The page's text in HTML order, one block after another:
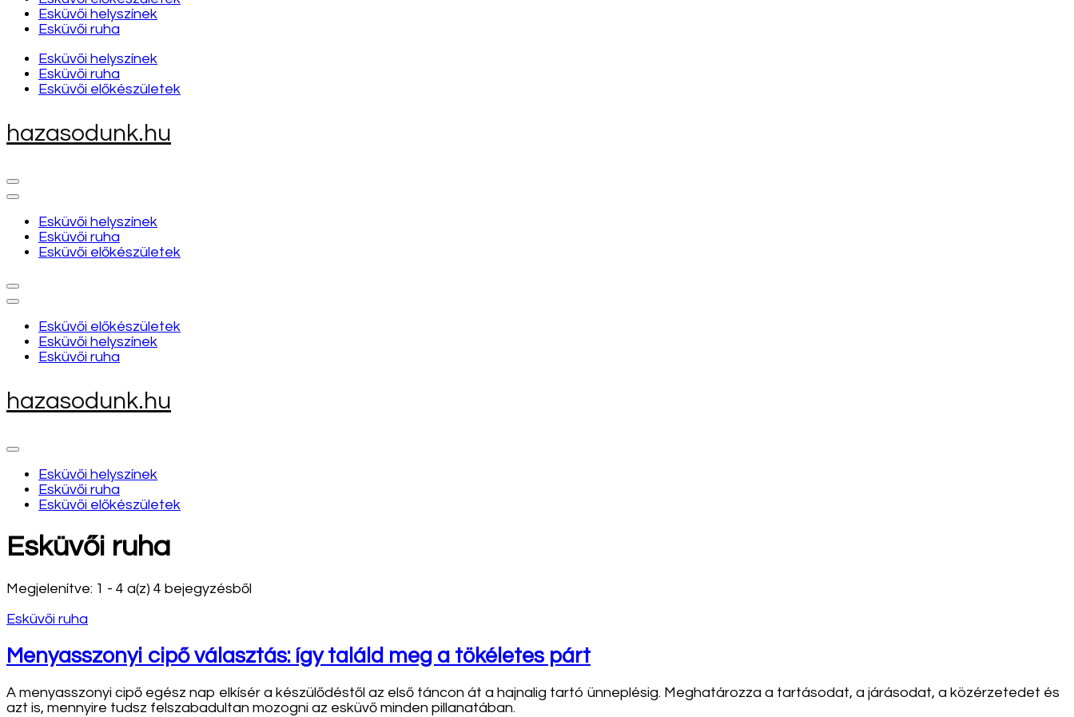
Esküvői helyszínek
Esküvői ruha
Esküvői helyszínek
Esküvői ruha
Esküvői előkészületek
hazasodunk.hu
Esküvői helyszínek
Esküvői ruha
Esküvői előkészületek
Esküvői előkészületek
Esküvői helyszínek
Esküvői ruha
hazasodunk.hu
Esküvői helyszínek
Esküvői ruha
Esküvői előkészületek
Esküvői ruha
Megjelenítve: 1 - 4 a(z) 4 bejegyzésből
Esküvői ruha
Menyasszonyi cipő választás: így találd meg a tökéletes párt
A menyasszonyi cipő egész nap elkísér a készülődéstől az első táncon át a hajnalig tartó ünneplésig. Meghatározza a tartásodat, a járásodat, a közérzetedet és
azt is, mennyire tudsz felszabadultan mozogni az esküvő minden pillanatában.